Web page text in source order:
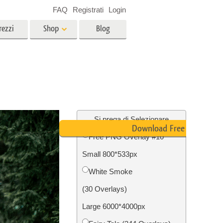
delle
Servizi Foto Restauro
Shop Blog
FAQ Registrati Login
Si prega di Selezionare
Free PNG Overlay #10
Small 800*533px
White Smoke
(30 Overlays)
Large 6000*4000px
Download Free PNG